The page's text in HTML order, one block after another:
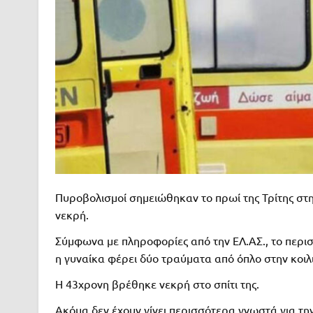
Πυροβολισμοί σημειώθηκαν το πρωί της Τρίτης στη
νεκρή.
Σύμφωνα με πληροφορίες από την ΕΛ.ΑΣ., το
η γυναίκα φέρει δύο τραύματα από όπλο στην
Η 43χρονη βρέθηκε νεκρή στο σπίτι της.
Ακόμα δεν έχουν γίνει περισσότερα γνωστά για